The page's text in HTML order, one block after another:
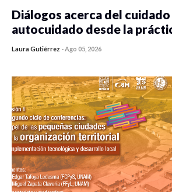
Diálogos acerca del cuidado
autocuidado desde la
Laura Gutiérrez -Ago 05, 2026